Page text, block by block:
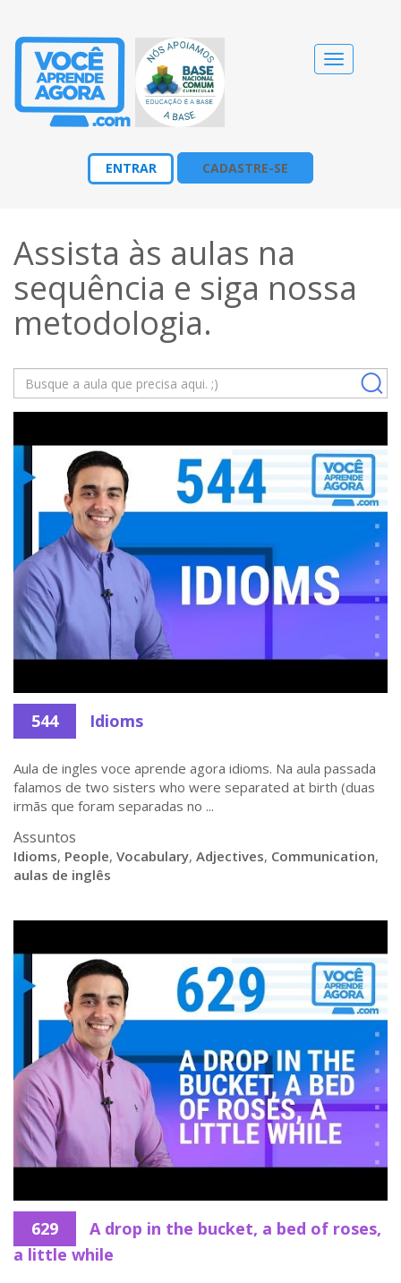
Alternar
navegação
ENTRAR CADASTRE-SE
Assista às aulas na
sequência e siga nossa
metodologia.
544 Idioms
Aula de ingles voce aprende agora idioms. Na aula passada
falamos de two sisters who were separated at birth (duas
irmãs que foram separadas no ...
Assuntos
Idioms, People, Vocabulary, Adjectives, Communication,
aulas de inglês
629
A drop in the bucket, a bed of roses,
a little while